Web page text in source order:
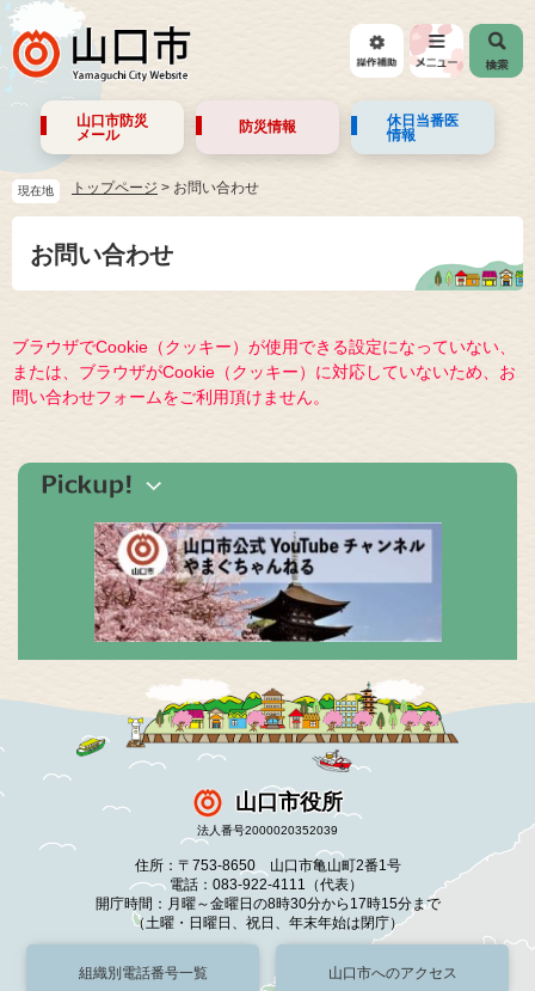
山口市防災
メール
防災情報
休日当番医
情報
現在地 トップページ > お問い合わせ
お問い合わせ
ブラウザでCookie（クッキー）が使用できる設定になっていない、
または、ブラウザがCookie（クッキー）に対応していないため、お
問い合わせフォームをご利用頂けません。
山口市役所
法人番号2000020352039
住所：〒753-8650 山口市亀山町2番1号
電話：083-922-4111（代表）
開庁時間：月曜～金曜日の8時30分から17時15分まで
（土曜・日曜日、祝日、年末年始は閉庁）
組織別電話番号一覧 山口市へのアクセス